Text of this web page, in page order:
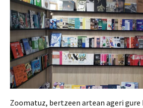
Zoomatuz, bertzeen artean ageri gure